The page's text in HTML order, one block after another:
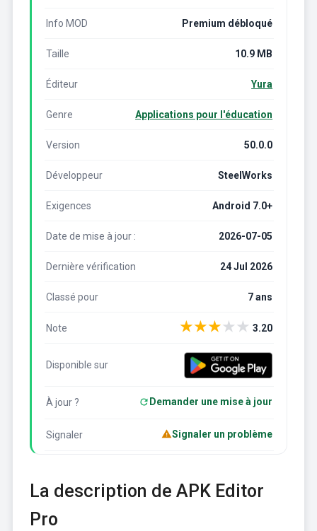
Info MOD Premium débloqué
Taille 10.9 MB
Éditeur Yura
Genre Applications pour l'éducation
Version 50.0.0
Développeur SteelWorks
Exigences Android 7.0+
Date de mise à jour : 2026-07-05
Dernière vérification 24 Jul 2026
Classé pour 7 ans
Note ★★★★★ 3.20
Disponible sur
À jour ? Demander une mise à jour
Signaler Signaler un problème
La description de APK Editor
Pro